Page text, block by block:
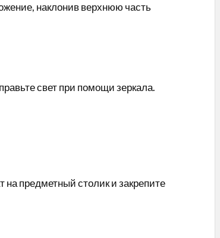
наклонив верхнюю часть
свет при помощи зеркала.
предметный столик и закрепите